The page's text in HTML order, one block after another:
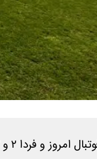
۲۰۲۶ را در این مطلب مشاهده می کنید.